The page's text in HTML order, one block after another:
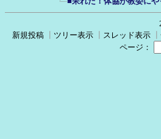
新規投稿
ツリー表示 スレッド表示
ページ：